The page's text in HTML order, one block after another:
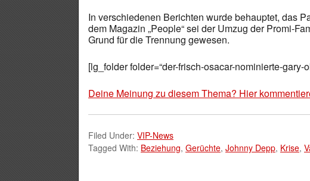
In verschiedenen Berichten wurde behauptet, das
dem Magazin „People“ sei der Umzug der Promi-
Grund für die Trennung gewesen.
[lg_folder folder=“der-frisch-osacar-nominierte-gary-
Deine Meinung zu diesem Thema? Hier
Filed Under: VIP-News
Tagged With: Beziehung, Gerüchte, Johnny Depp, Krise,